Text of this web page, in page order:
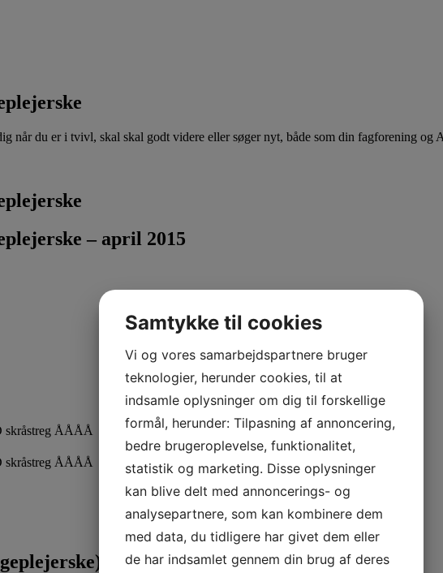
når du er i tvivl, skal skal godt videre eller søger nyt, både som din fagforening og
– april 2015
skråstreg ÅÅÅÅ
skråstreg ÅÅÅÅ
Samtykke til cookies
Vi og vores samarbejdspartnere bruger
teknologier, herunder cookies, til at
indsamle oplysninger om dig til forskellige
formål, herunder: Tilpasning af annoncering,
bedre brugeroplevelse, funktionalitet,
statistik og marketing. Disse oplysninger
kan blive delt med annoncerings- og
analysepartnere, som kan kombinere dem
med data, du tidligere har givet dem eller
de har indsamlet gennem din brug af deres